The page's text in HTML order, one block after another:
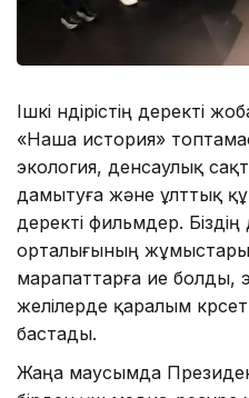
Ішкі өндірістің деректі
«Наша история»
экология, денсаулық
дамытуға және ұлттық
деректі фильмдер. Біздің
орталығының
марапаттарға ие болды,
желілерде қаралым
бастады.
Жаңа маусымда